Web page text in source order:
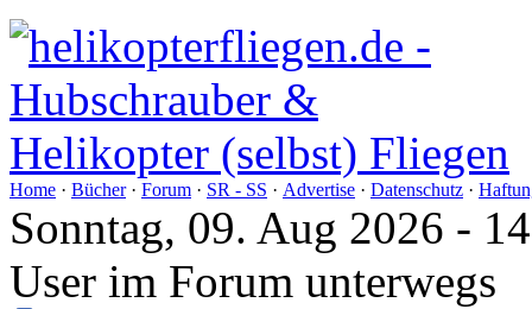
Home · Bücher· Forum · SR - SS · Advertise · Datenschutz ·
Sonntag, 09. Aug 2026 -
User im Forum unterwegs